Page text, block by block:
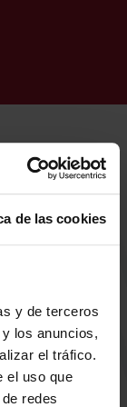
de las cookies
y de terceros
los anuncios,
el tráfico.
el uso que
redes
klubaren
dut eta
eskaintzei
jaso nahi ditut.